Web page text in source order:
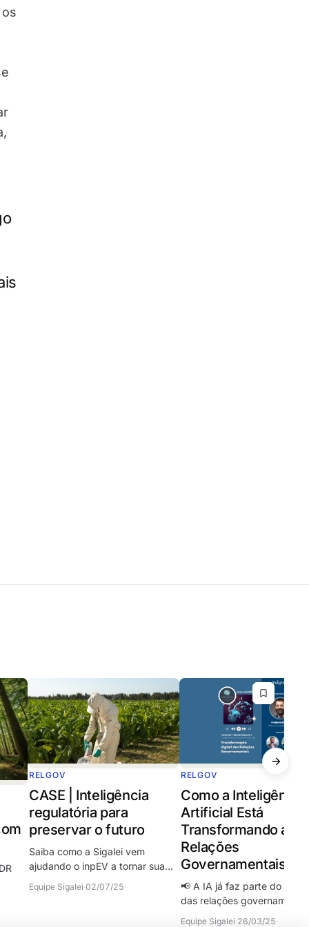
RELGOV
CASE | Inteligência
regulatória para
preservar o futuro
Saiba como a Sigalei vem
ajudando o inpEV a tornar sua
estratégica ao monitorar e
Equipe Sigalei·02/07/25·
RELGOV
Como a Inteligência
Artificial Está
Transformando as
Relações
Governamentais?
📢 A IA já faz parte do dia a
das relações
Equipe Sigalei·26/03/25·